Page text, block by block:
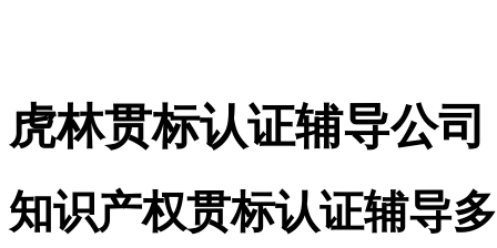
虎林贯标认证辅导公司
知识产权贯标认证辅导